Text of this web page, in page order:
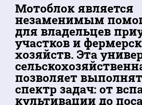
Мотоблок является
незаменимым
для владельцев
участков и
хозяйств. Эта
позволяет
спектр задач: от
культивации до